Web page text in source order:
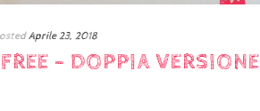
Aprile 23, 2018
– DOPPIA VERSIONE